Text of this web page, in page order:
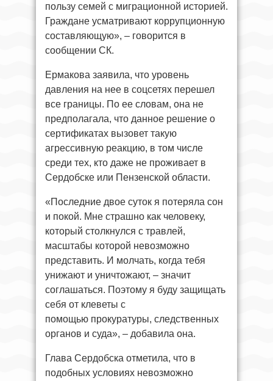
пользу семей с миграционной историей.
Граждане усматривают коррупционную
составляющую», – говорится в
сообщении СК.
Ермакова заявила, что уровень
давления на нее в соцсетях перешел
все границы. По ее словам, она не
предполагала, что данное решение о
сертификатах вызовет такую
агрессивную реакцию, в том числе
среди тех, кто даже не проживает в
Сердобске или Пензенской области.
«Последние двое суток я потеряла сон
и покой. Мне страшно как человеку,
который столкнулся с травлей,
масштабы которой невозможно
представить. И молчать, когда тебя
унижают и уничтожают, – значит
соглашаться. Поэтому я буду защищать
себя от клеветы с
помощью прокуратуры, следственных
органов и суда», – добавила она.
Глава Сердобска отметила, что в
подобных условиях невозможно